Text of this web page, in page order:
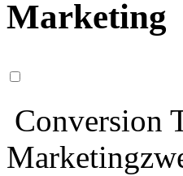
Marketing
Conversion